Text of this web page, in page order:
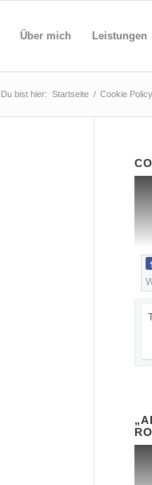
Über mich Leistungen
Du bist hier: Startseite / Cookie Policy